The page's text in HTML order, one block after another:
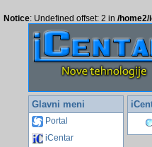
Notice: Undefined offset: 2 in /
Glavni meni
Portal
iCentar